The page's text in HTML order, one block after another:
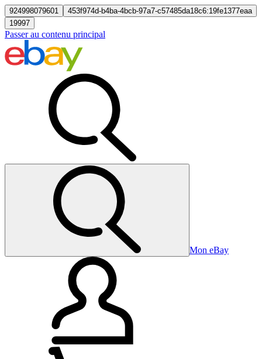
924998079601
453f974d-b4ba-4bcb-97a7-c57485da18c6:19fe1377eaa
19997
Passer au contenu principal
Mon eBay